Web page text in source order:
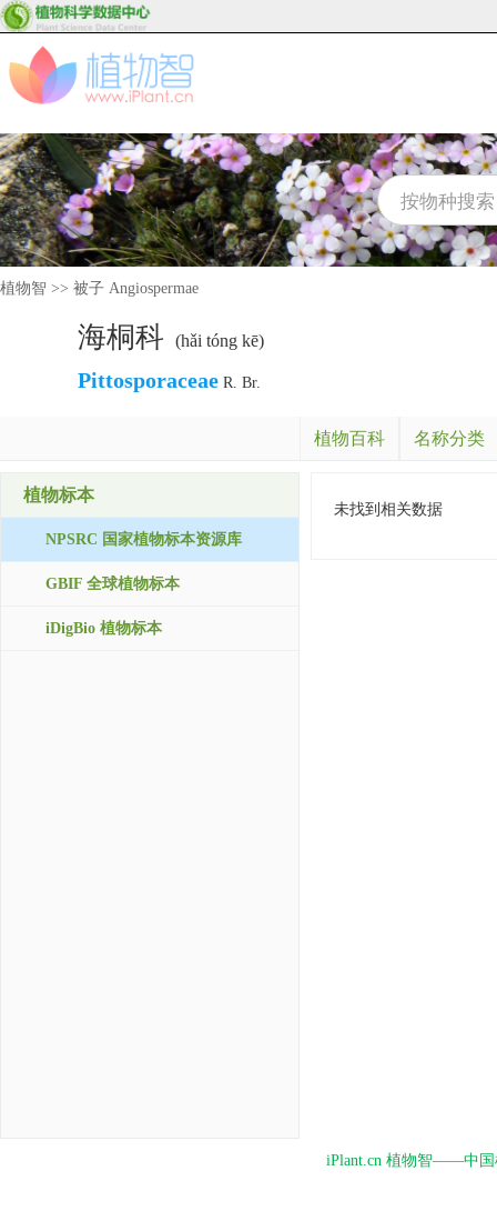
植物智 >> 被子 Angiospermae
海桐科 (hǎi tóng kē)
Pittosporaceae R. Br.
植物百科 名称分类
植物标本
NPSRC 国家植物标本资源库
GBIF 全球植物标本
iDigBio 植物标本
未找到相关数据
iPlant.cn 植物智——中国